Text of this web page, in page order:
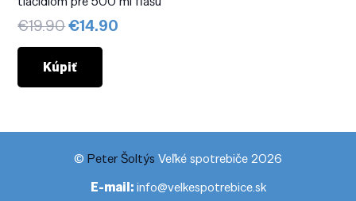
€19.90Pôvodná
cena
bola:
€19.90.
€14.90
Kúpiť
© Peter Šoltýs Veľké spotrebiče 2026
E-mail:info@velkespotrebice.sk